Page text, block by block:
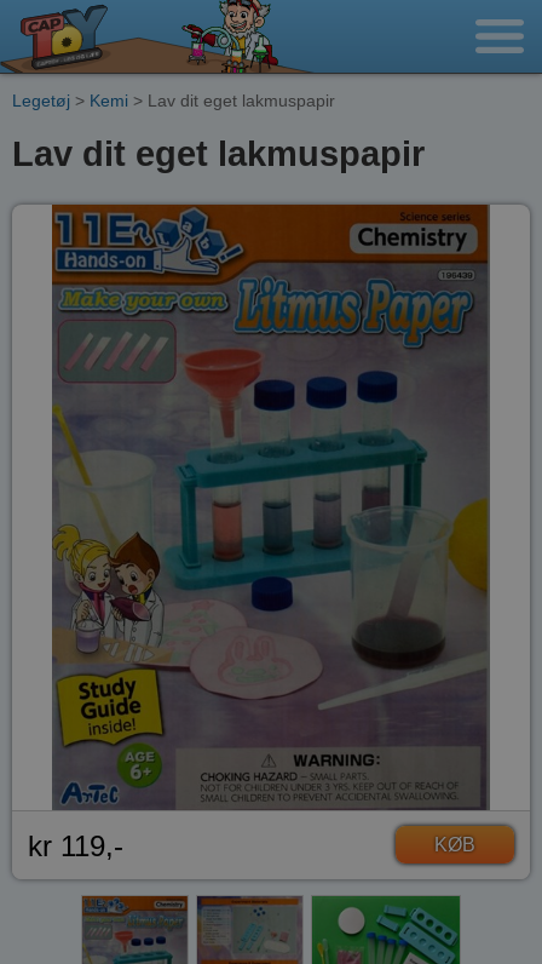
Legetøj > Kemi > Lav dit eget lakmuspapir
Lav dit eget lakmuspapir
kr 119,- KØB